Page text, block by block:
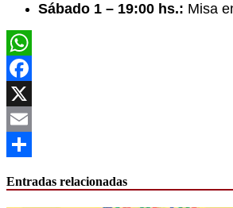
Sábado 1 – 19:00 hs.: Misa
WhatsApp
Facebook
X
Email
Entradas relacionadas